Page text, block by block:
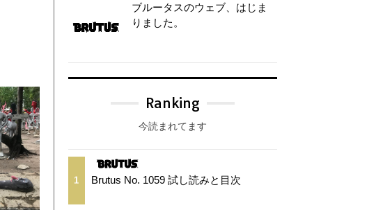
ブルータスのウェブ、はじま
りました。
Ranking
今読まれてます
1 Brutus No. 1059 試し読みと目次